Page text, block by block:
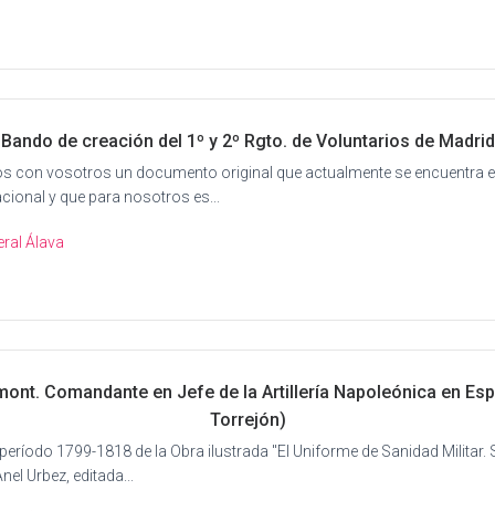
Bando de creación del 1º y 2º Rgto. de Voluntarios de Madrid
con vosotros un documento original que actualmente se encuentra
y que para nosotros es...
Álava
Comandante en Jefe de la Artillería Napoleónica en
Torrejón)
1799-1818 de la Obra ilustrada "El Uniforme de Sanidad Militar.
Urbez, editada...